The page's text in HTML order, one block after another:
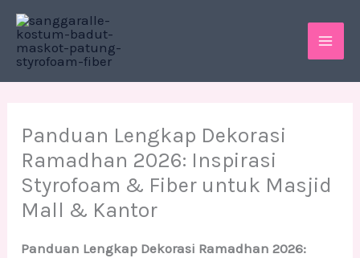
Skip
content
Panduan Lengkap Dekorasi
Ramadhan 2026: Inspirasi
Styrofoam & Fiber untuk Masjid
Mall & Kantor
Panduan Lengkap Dekorasi Ramadhan 2026: